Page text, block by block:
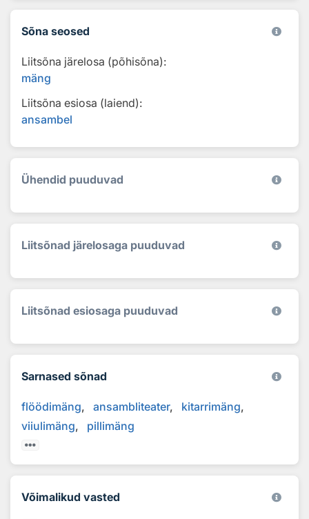
Sõna seosed
Liitsõna järelosa (põhisõna):
mäng
Liitsõna esiosa (laiend):
ansambel
Ühendid puuduvad
Liitsõnad järelosaga puuduvad
Liitsõnad esiosaga puuduvad
Sarnased sõnad
flöödimäng ansambliteater
kitarrimäng
viiulimäng
pillimäng
Võimalikud vasted